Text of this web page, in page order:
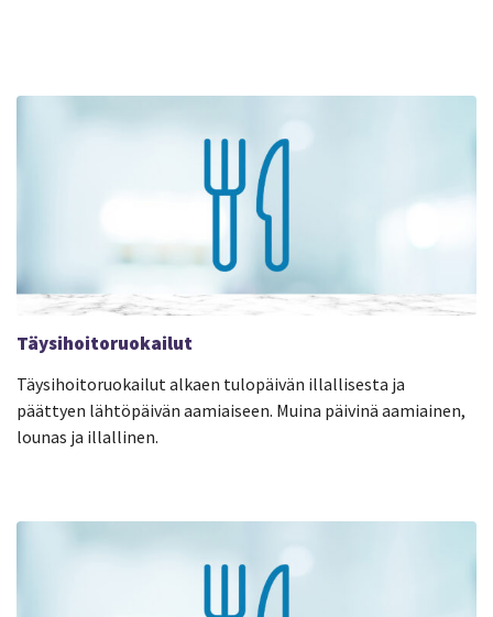
Täysihoitoruokailut
Täysihoitoruokailut alkaen tulopäivän illallisesta ja
päättyen lähtöpäivän aamiaiseen. Muina päivinä aamiainen,
lounas ja illallinen.